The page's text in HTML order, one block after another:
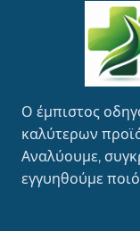
Ο έμπιστος
καλύτερων
Αναλύουμε,
εγγυηθούμε